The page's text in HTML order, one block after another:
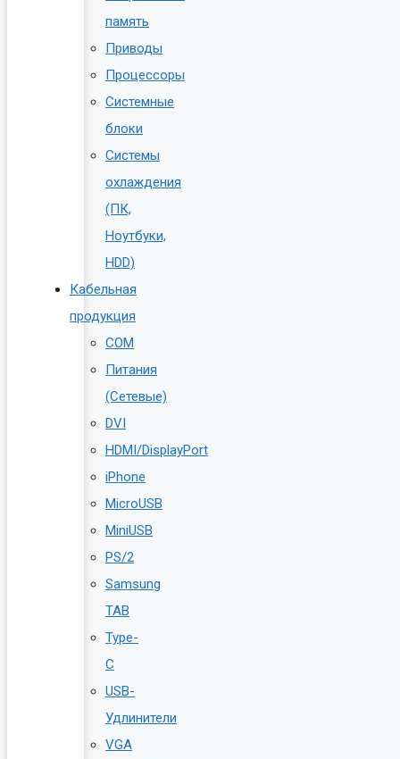
память
Приводы
Процессоры
Системные
блоки
Системы
охлаждения
(ПК,
Ноутбуки,
HDD)
Кабельная
продукция
COM
Питания
(Сетевые)
DVI
HDMI/DisplayPort
iPhone
MicroUSB
MiniUSB
PS/2
Samsung
TAB
Type-
C
USB-
Удлинители
VGA